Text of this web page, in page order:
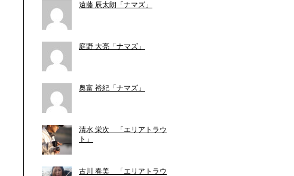
遠藤 辰太朗「ナマズ」
庭野 大亮「ナマズ」
奥富 裕紀「ナマズ」
清水 栄次 「エリアトラウ
ト」
古川 春美 「エリアトラウ